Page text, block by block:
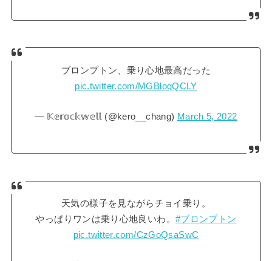
ブロンプトン、乗り心地最高だった
pic.twitter.com/MGBloqQCLY
— 𝕂𝕖𝕣𝕠𝕔𝕜𝕨𝕖𝕝𝕝 (@kero__chang) March 5, 2022
天気の様子を見ながらチョイ乗り。
やっぱりワンは乗り心地良いわ。 #ブロンプトン
pic.twitter.com/CzGoQsaSwC